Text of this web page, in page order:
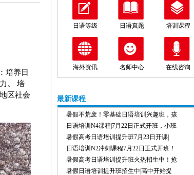
培养日
。 培
区社会
日语等级 日语真题 培训课程
海外资讯 名师中心 在线咨询
最新课程
暑假不荒废！零基础日语培训兴趣班，孩
日语培训N4课程|7月22日正式开班，小班
暑假高考日语培训提升班7月23日开课|
日语培训N2冲刺课程7月22日正式开班！
暑假高考日语培训提升班火热招生中！抢
暑假日语培训提升班招生中|高中开始提